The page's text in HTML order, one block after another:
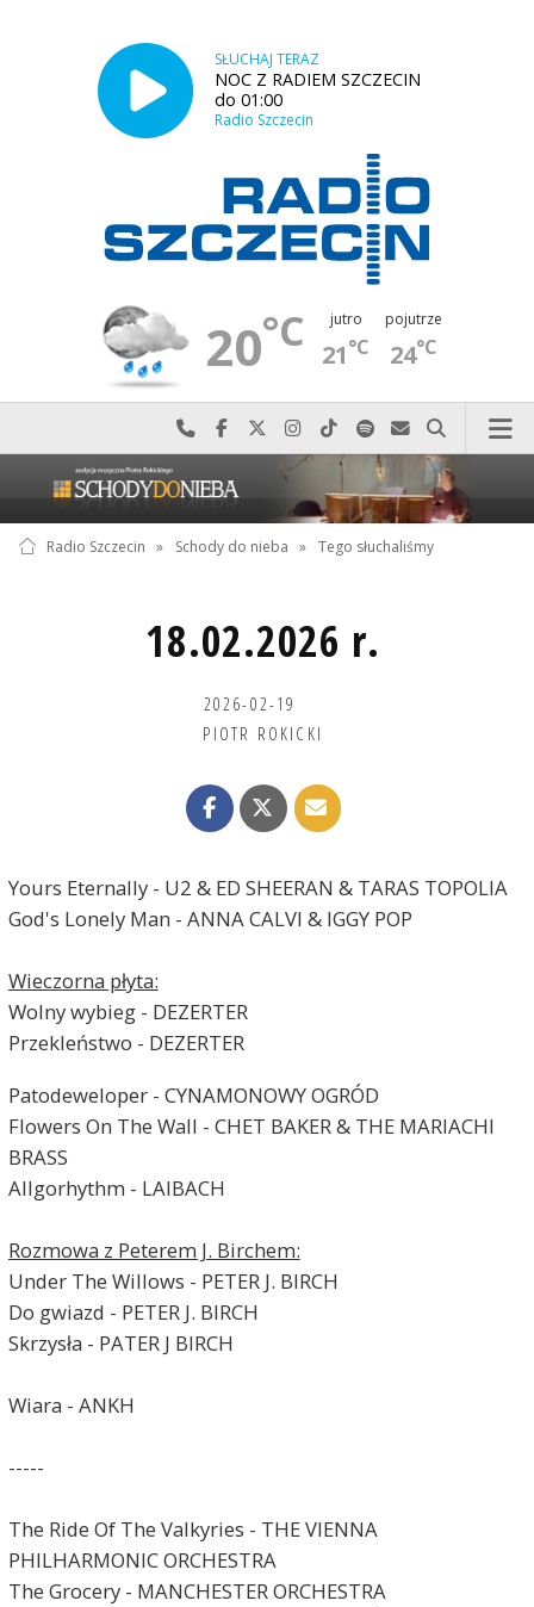
SŁUCHAJ TERAZ
NOC Z RADIEM SZCZECIN
do 01:00
Radio Szczecin
20°C jutro
21°C
pojutrze
24°C
Najlepiej po prostu do nas zadzwoń
Odwiedź nas na Facebook-u
Odwiedź nas na X
Odwiedź nas na Instagram-ie
Odwiedź nas na TikTok-u
Szukaj nas na Spotify
Wyślij do nas
Szukaj
Radio Szczecin » Schody do nieba » Tego słuchaliśmy
18.02.2026 r.
2026-02-19
PIOTR ROKICKI
Yours Eternally - U2 & ED SHEERAN & TARAS TOPOLIA
God's Lonely Man - ANNA CALVI & IGGY POP
Wieczorna płyta:
Wolny wybieg - DEZERTER
Przekleństwo - DEZERTER
Patodeweloper - CYNAMONOWY OGRÓD
Flowers On The Wall - CHET BAKER & THE MARIACHI
BRASS
Allgorhythm - LAIBACH
Rozmowa z Peterem J. Birchem:
Under The Willows - PETER J. BIRCH
Do gwiazd - PETER J. BIRCH
Skrzysła - PATER J BIRCH
Wiara - ANKH
-----
The Ride Of The Valkyries - THE VIENNA
PHILHARMONIC ORCHESTRA
The Grocery - MANCHESTER ORCHESTRA